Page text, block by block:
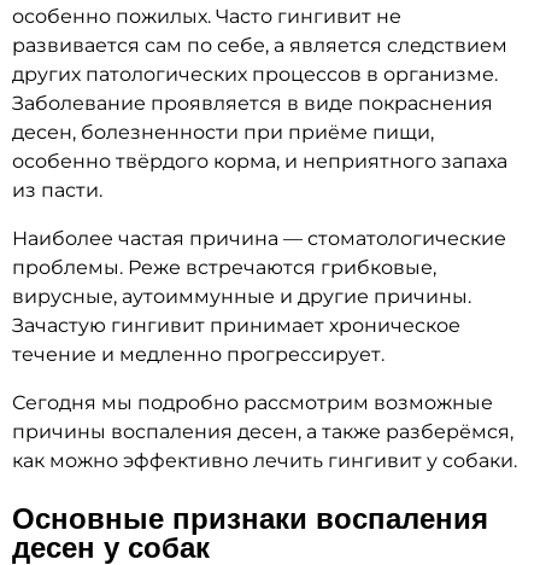
особенно пожилых. Часто гингивит не
развивается сам по себе, а является следствием
других патологических процессов в организме.
Заболевание проявляется в виде покраснения
десен, болезненности при приёме пищи,
особенно твёрдого корма, и неприятного запаха
из пасти.
Наиболее частая причина — стоматологические
проблемы. Реже встречаются грибковые,
вирусные, аутоиммунные и другие причины.
Зачастую гингивит принимает хроническое
течение и медленно прогрессирует.
Сегодня мы подробно рассмотрим возможные
причины воспаления десен, а также разберёмся,
как можно эффективно лечить гингивит у собаки.
Основные признаки воспаления
десен у собак